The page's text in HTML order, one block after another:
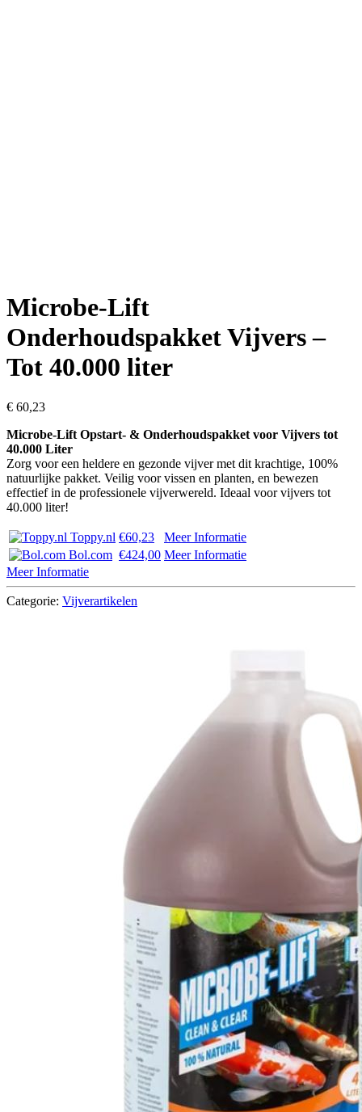
Microbe-Lift
Onderhoudspakket Vijvers –
Tot 40.000 liter
€ 60,23
Microbe-Lift Opstart- & Onderhoudspakket voor Vijvers tot
40.000 Liter
Zorg voor een heldere en gezonde vijver met dit krachtige, 100%
natuurlijke pakket. Veilig voor vissen en planten, en bewezen
effectief in de professionele vijverwereld. Ideaal voor vijvers tot
40.000 liter!
Toppy.nl €60,23
Meer Informatie
Bol.com €424,00 Meer Informatie
Meer Informatie
Categorie: Vijverartikelen